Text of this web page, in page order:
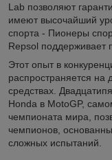
Lab позволяют
имеют высочайший
спорта - Пионеры
Repsol поддерживает
Этот опыт в
распространяется на
средствах.
Honda в MotoGP,
чемпионата мира,
чемпионов,
сложных испытаний.